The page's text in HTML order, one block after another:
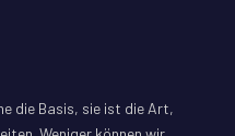
die Basis, sie ist die Art,